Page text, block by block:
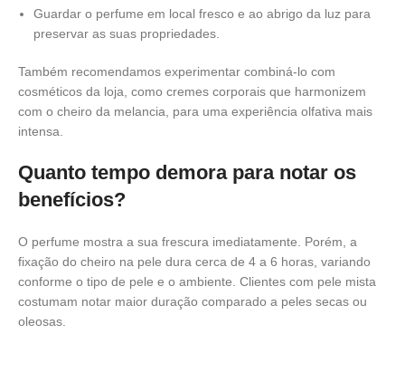
Guardar o perfume em local fresco e ao abrigo da luz para
preservar as suas propriedades.
Também recomendamos experimentar combiná-lo com
cosméticos da loja, como cremes corporais que harmonizem
com o cheiro da melancia, para uma experiência olfativa mais
intensa.
Quanto tempo demora para notar os
benefícios?
O perfume mostra a sua frescura imediatamente. Porém, a
fixação do cheiro na pele dura cerca de 4 a 6 horas, variando
conforme o tipo de pele e o ambiente. Clientes com pele mista
costumam notar maior duração comparado a peles secas ou
oleosas.